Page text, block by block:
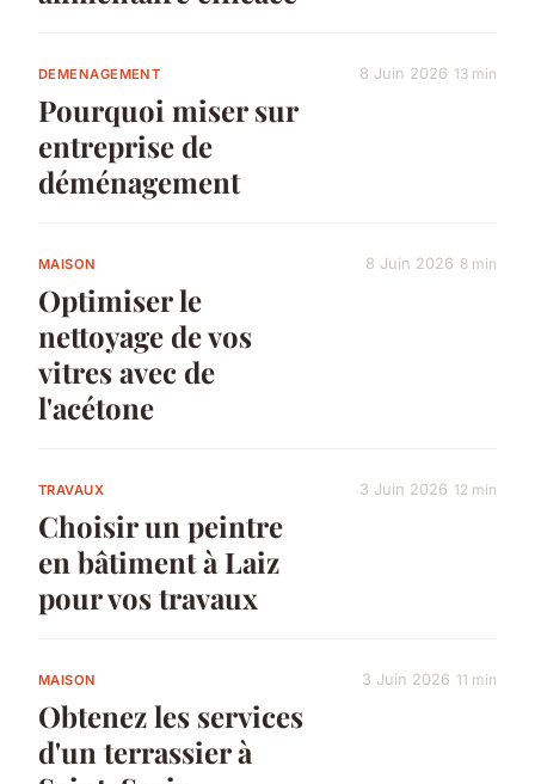
DEMENAGEMENT
Pourquoi miser sur
entreprise de
déménagement
8 Juin 2026 13 min
MAISON
Optimiser le
nettoyage de vos
vitres avec de
l'acétone
8 Juin 2026 8 min
TRAVAUX
Choisir un peintre
en bâtiment à Laiz
pour vos travaux
3 Juin 2026 12 min
MAISON
Obtenez les services
d'un terrassier à
3 Juin 2026 11 min